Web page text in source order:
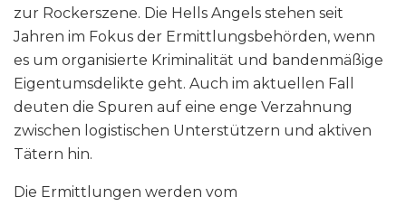
zur Rockerszene. Die Hells Angels stehen seit
Jahren im Fokus der Ermittlungsbehörden, wenn
es um organisierte Kriminalität und bandenmäßige
Eigentumsdelikte geht. Auch im aktuellen Fall
deuten die Spuren auf eine enge Verzahnung
zwischen logistischen Unterstützern und aktiven
Tätern hin.
Die Ermittlungen werden vom